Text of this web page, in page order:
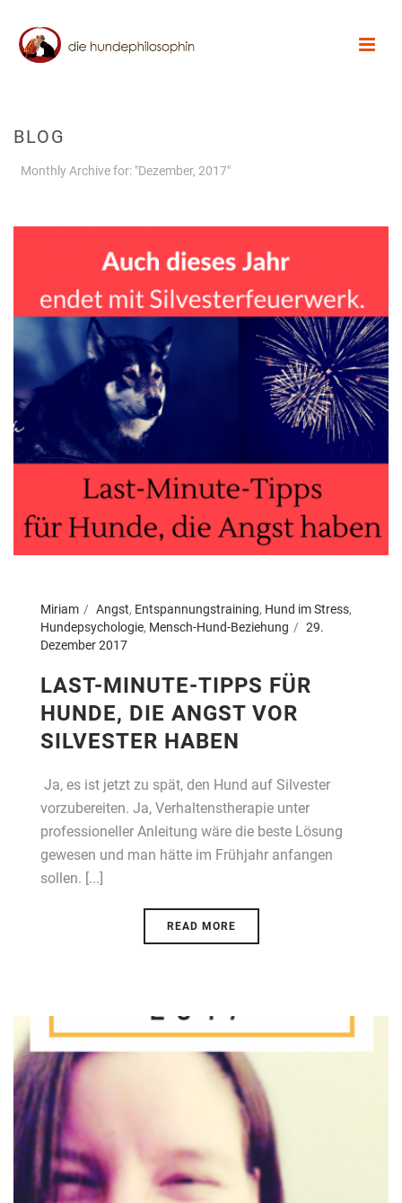
BLOG
Monthly Archive for: "Dezember, 2017"
Miriam Angst, Entspannungstraining, Hund im Stress,
Hundepsychologie, Mensch-Hund-Beziehung
29.
Dezember 2017
LAST-MINUTE-TIPPS FÜR
HUNDE, DIE ANGST VOR
SILVESTER HABEN
Ja, es ist jetzt zu spät, den Hund auf Silvester
vorzubereiten. Ja, Verhaltenstherapie unter
professioneller Anleitung wäre die beste Lösung
gewesen und man hätte im Frühjahr anfangen
sollen. [...]
READ MORE